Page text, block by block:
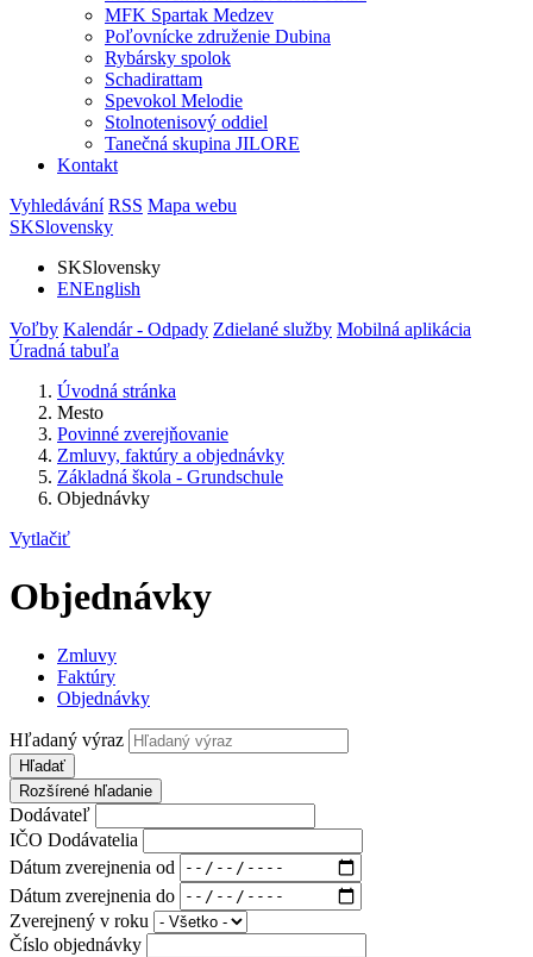
MFK Spartak Medzev
Poľovnícke združenie Dubina
Rybársky spolok
Schadirattam
Spevokol Melodie
Stolnotenisový oddiel
Tanečná skupina JILORE
Kontakt
Vyhledávání RSS Mapa webu
SKSlovensky
SKSlovensky
ENEnglish
Voľby Kalendár - Odpady Zdielané služby Mobilná aplikácia
Úradná tabuľa
Úvodná stránka
Mesto
Povinné zverejňovanie
Zmluvy, faktúry a objednávky
Základná škola - Grundschule
Objednávky
Vytlačiť
Objednávky
Zmluvy
Faktúry
Objednávky
Hľadaný výraz
Hľadať
Rozšírené hľadanie
Dodávateľ
IČO Dodávatelia
Dátum zverejnenia od
Dátum zverejnenia do
Zverejnený v roku
Číslo objednávky